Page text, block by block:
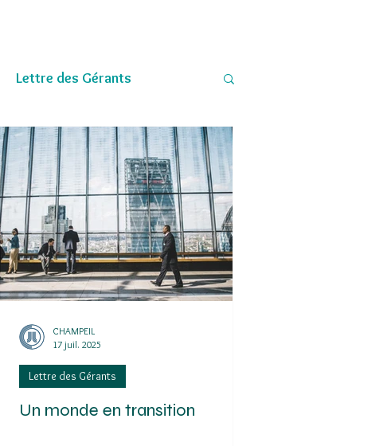
Lettre des Gérants
Un monde en transition
Lettre des Gérants
CHAMPEIL
17 juil. 2025